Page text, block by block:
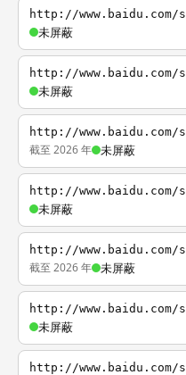
http://www.baidu.com/
未屏蔽
http://www.baidu.com/
未屏蔽
http://www.baidu.com/
截至 2026 年 未屏蔽
http://www.baidu.com/
未屏蔽
http://www.baidu.com/
截至 2026 年 未屏蔽
http://www.baidu.com/
未屏蔽
http://www.baidu.com/